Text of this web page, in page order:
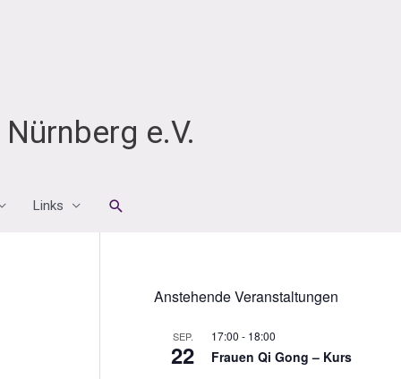
e.V.
Links Suchen
Anstehende Veranstaltungen
SEP.
22
17:00 - 18:00
Frauen Qi Gong – Kurs